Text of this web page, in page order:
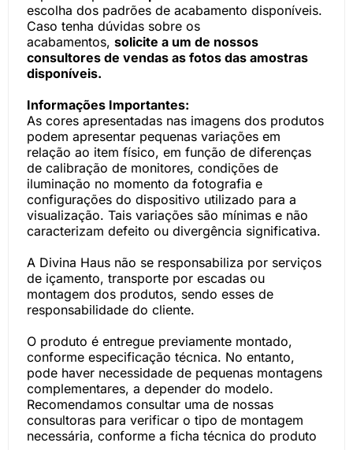
escolha dos padrões de acabamento disponíveis.
Caso tenha dúvidas sobre os
acabamentos, solicite a um de nossos
consultores de vendas as fotos das amostras
disponíveis.
Informações Importantes:
As cores apresentadas nas imagens dos produtos
podem apresentar pequenas variações em
relação ao item físico, em função de diferenças
de calibração de monitores, condições de
iluminação no momento da fotografia e
configurações do dispositivo utilizado para a
visualização. Tais variações são mínimas e não
caracterizam defeito ou divergência significativa.
A Divina Haus não se responsabiliza por serviços
de içamento, transporte por escadas ou
montagem dos produtos, sendo esses de
responsabilidade do cliente.
O produto é entregue previamente montado,
conforme especificação técnica. No entanto,
pode haver necessidade de pequenas montagens
complementares, a depender do modelo.
Recomendamos consultar uma de nossas
consultoras para verificar o tipo de montagem
necessária, conforme a ficha técnica do produto